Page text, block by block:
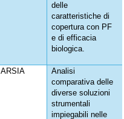
delle
caratteristiche di
copertura con PF
e di efficacia
biologica.
ARSIA
Analisi
comparativa delle
diverse soluzioni
strumentali
impiegabili nelle